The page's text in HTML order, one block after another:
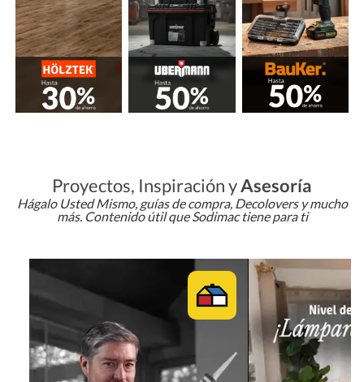
Proyectos, Inspiración yAsesoría
Hágalo Usted Mismo, guías de compra, Decolovers y mucho
más. Contenido útil que Sodimac tiene para ti